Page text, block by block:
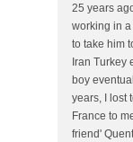
25 years
working in
to take him
Iran Turkey
boy
years, I lost
France to
friend'